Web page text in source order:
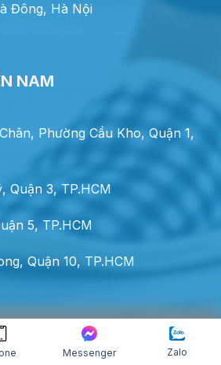
Đông, Hà Nội
NAM
Phường Cầu Kho, Quận 1,
Quận 3, TP.HCM
5, TP.HCM
Quận 10, TP.HCM
Messenger Zalo